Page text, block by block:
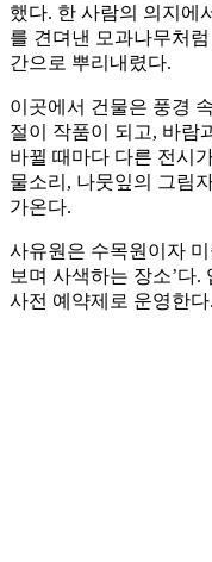
했다. 한 사람의 의지에
를 견뎌낸 모과나무처
간으로 뿌리내렸다.
이곳에서 건물은 풍경
절이 작품이 되고, 바람
바뀔 때마다 다른 전시
물소리, 나뭇잎의 그림
가온다.
사유원은 수목원이자
보며 사색하는 장소’다
사전 예약제로 운영한다.